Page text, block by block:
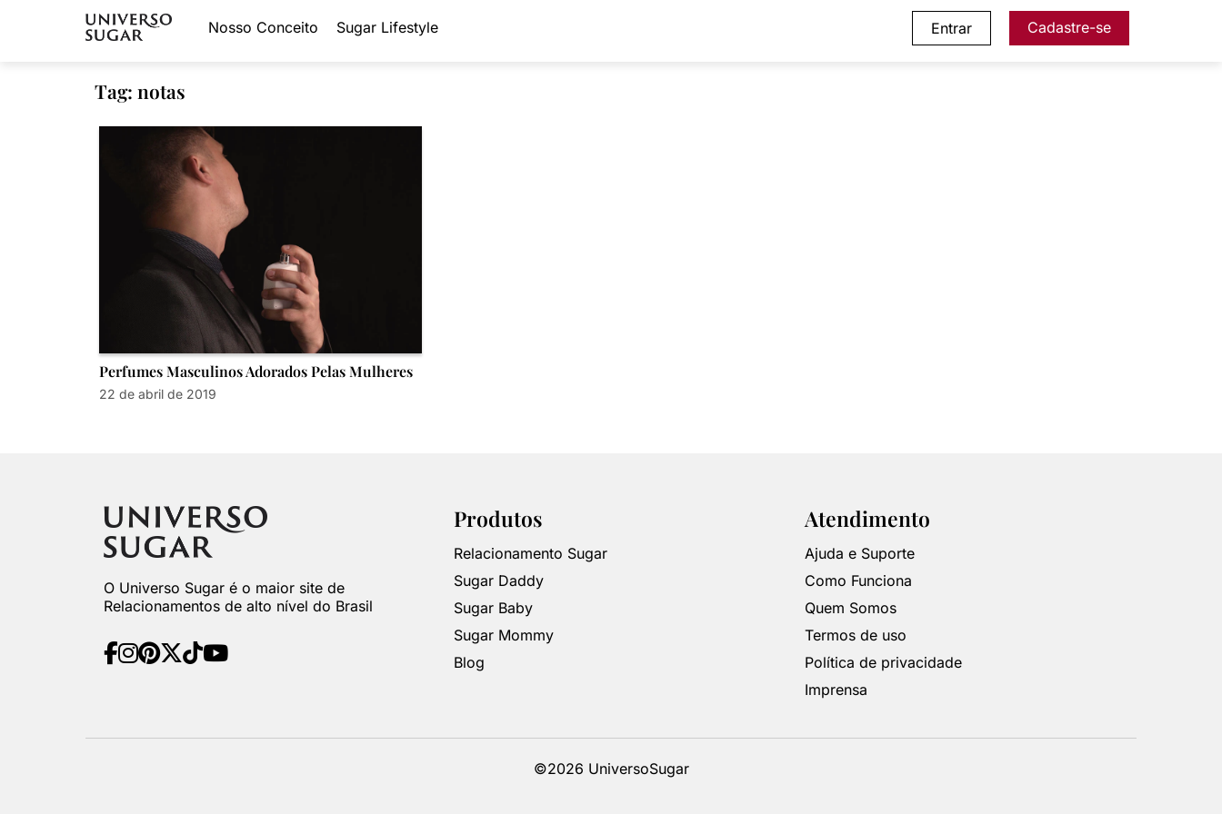
Nosso Conceito Sugar Lifestyle Entrar Cadastre-se
Tag: notas
Perfumes Masculinos Adorados Pelas Mulheres
22 de abril de 2019
O Universo Sugar é o maior site de
Relacionamentos de alto nível do Brasil
Produtos
Relacionamento Sugar
Sugar Daddy
Sugar Baby
Sugar Mommy
Blog
Atendimento
Ajuda e Suporte
Como Funciona
Quem Somos
Termos de uso
Política de privacidade
Imprensa
©2026 UniversoSugar